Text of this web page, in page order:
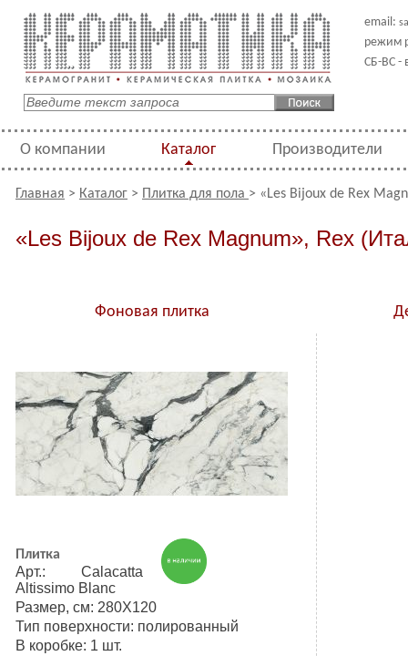
email:
режим
СБ-ВС -
О компании Каталог Производители
Главная > Каталог > Плитка для пола > «Les Bijoux de Rex
«Les Bijoux de Rex Magnum», Rex
Фоновая плитка
Плитка
Арт.: Calacatta
Altissimo Blanc
Размер, см: 280Х120
Тип поверхности: полированный
В коробке: 1 шт.